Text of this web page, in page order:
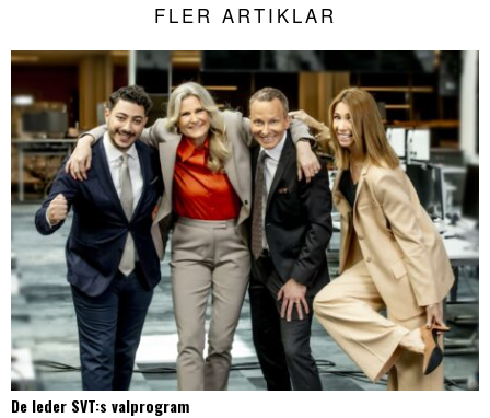
FLER ARTIKLAR
De leder SVT:s valprogram